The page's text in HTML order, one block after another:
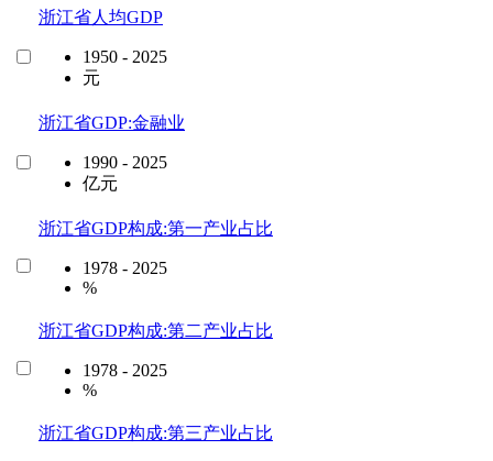
浙江省人均GDP
1950 - 2025
元
浙江省GDP:金融业
1990 - 2025
亿元
浙江省GDP构成:第一产业占比
1978 - 2025
%
浙江省GDP构成:第二产业占比
1978 - 2025
%
浙江省GDP构成:第三产业占比